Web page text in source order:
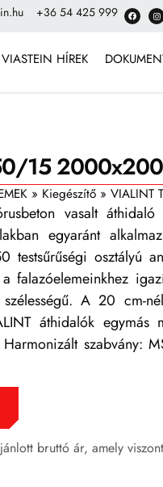
+36 54 425 999
VIASTEIN HÍREK
15
» Kiegészítő» VIALINT
vasalt
egyaránt
testsűrűségi osztályú
falazóelemeinkhez
A 20 cm-
áthidalók
szabvány:
bruttó ár, amely